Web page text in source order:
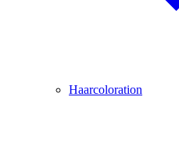
Haarcoloration